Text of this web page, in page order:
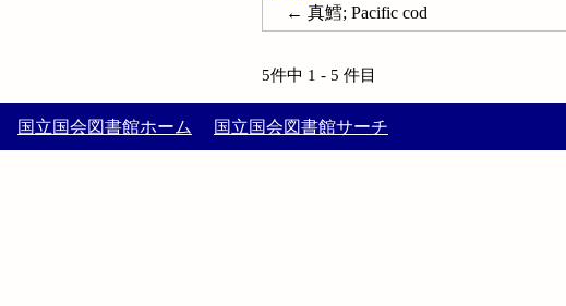
← 真鱈; Pacific cod
5件中 1 - 5 件目
国立国会図書館ホーム 国立国会図書館サーチ